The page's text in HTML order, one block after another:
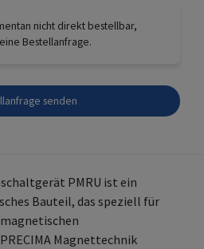
nicht direkt bestellbar,
Bestellanfrage.
senden
PMRU ist ein
Bauteil, das speziell für
Magnettechnik